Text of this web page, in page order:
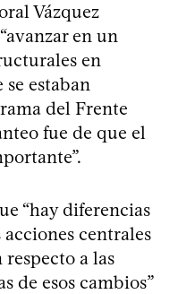
Vázquez
en un
en
estaban
del Frente
fue de que el
“hay diferencias
centrales
a las
de esos cambios”